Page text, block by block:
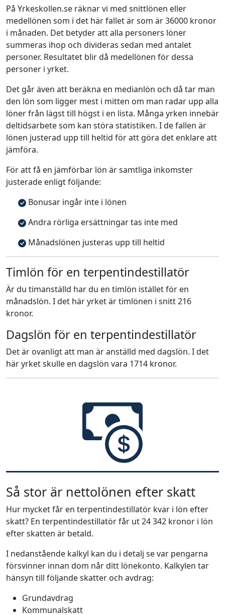
På Yrkeskollen.se räknar vi med snittlönen eller
medellönen som i det här fallet är som är 36000 kronor
i månaden. Det betyder att alla personers löner
summeras ihop och divideras sedan med antalet
personer. Resultatet blir då medellönen för dessa
personer i yrket.
Det går även att beräkna en medianlön och då tar man
den lön som ligger mest i mitten om man radar upp alla
löner från lägst till högst i en lista. Många yrken innebär
deltidsarbete som kan störa statistiken. I de fallen är
lönen justerad upp till heltid för att göra det enklare att
jämföra.
För att få en jämförbar lön är samtliga inkomster
justerade enligt följande:
Bonusar ingår inte i lönen
Andra rörliga ersättningar tas inte med
Månadslönen justeras upp till heltid
Timlön för en terpentindestillatör
Är du timanställd har du en timlön istället för en
månadslön. I det här yrket är timlönen i snitt 216
kronor.
Dagslön för en terpentindestillatör
Det är ovanligt att man är anställd med dagslön. I det
här yrket skulle en dagslön vara 1714 kronor.
Så stor är nettolönen efter skatt
Hur mycket får en terpentindestillatör kvar i lön efter
skatt? En terpentindestillatör får ut 24 342 kronor i lön
efter skatten är betald.
I nedanstående kalkyl kan du i detalj se var pengarna
försvinner innan dom når ditt lönekonto. Kalkylen tar
hänsyn till följande skatter och avdrag:
Grundavdrag
Kommunalskatt